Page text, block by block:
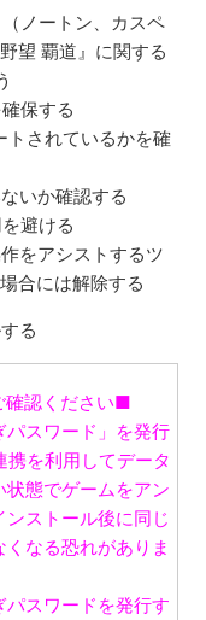
ノートン、カスペ
望 覇道』に関する
保する
トされているかを確
いか確認する
避ける
をアシストするツ
合には解除する
る
確認ください■
パスワード」を発行
携を利用してデータ
態でゲームをアン
ストール後に同じ
なる恐れがありま
スワードを発行す